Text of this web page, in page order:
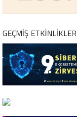
GEÇMİŞ ETKİNLİKLER